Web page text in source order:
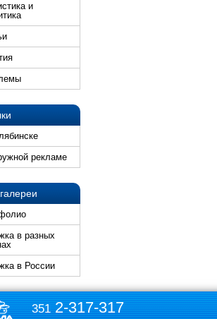
и
рекламе
в разных
в России
3512-317-317